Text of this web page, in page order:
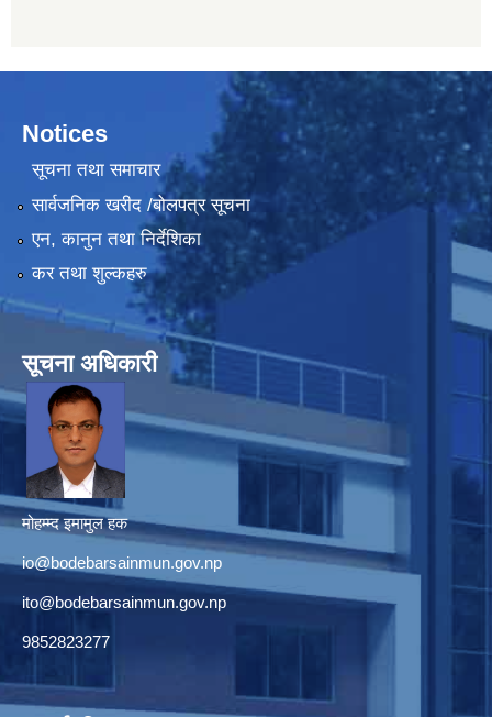
Notices
सूचना तथा समाचार
सार्वजनिक खरीद /बोलपत्र सूचना
एन, कानुन तथा निर्देशिका
कर तथा शुल्कहरु
सूचना अधिकारी
मोहम्म्द इमामुल हक
io@bodebarsainmun.gov.np
ito@bodebarsainmun.gov.np
9852823277